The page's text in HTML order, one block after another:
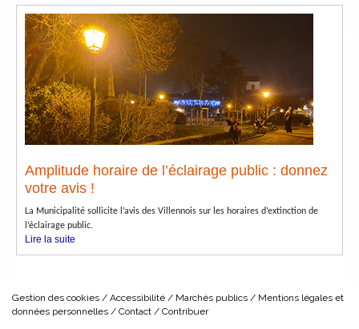
Amplitude horaire de l’éclairage public : donnez
votre avis !
La Municipalité sollicite l’avis des Villennois sur les horaires d’extinction de
l’éclairage public.
Lire la suite
Gestion des cookies Accessibilité Marchés publics
Mentions légales et
données personnelles
Contact Contribuer